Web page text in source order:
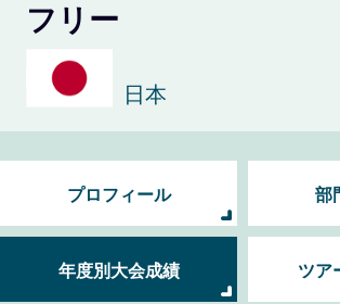
フリー
日本
プロフィール 部
年度別大会成績 ツア